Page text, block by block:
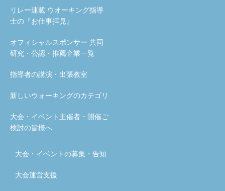
リレー連載 ウオーキング指導
士の『お仕事拝見』
オフィシャルスポンサー 共同
研究・公認・推薦企業一覧
指導者の講演・出張教室
新しいウォーキングのカテゴリ
大会・イベント主催者・開催ご
検討の皆様へ
大会・イベントの募集・告知
大会運営支援